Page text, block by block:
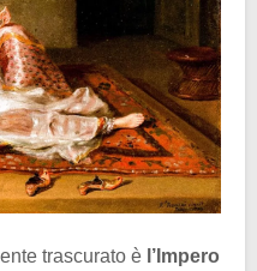
trascurato è l’Impero